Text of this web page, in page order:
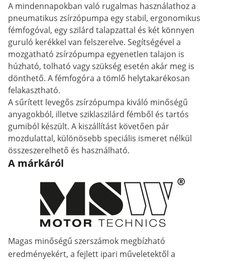
A mindennapokban való rugalmas használathoz a
pneumatikus zsírzópumpa egy stabil, ergonomikus
fémfogóval, egy szilárd talapzattal és két könnyen
guruló kerékkel van felszerelve. Segítségével a
mozgatható zsírzópumpa egyenetlen talajon is
húzható, tolható vagy szükség esetén akár meg is
dönthető. A fémfogóra a tömlő helytakarékosan
felakasztható.
A sűrített levegős zsírzópumpa kiváló minőségű
anyagokból, illetve sziklaszilárd fémből és tartós
gumiból készült. A kiszállítást követően pár
mozdulattal, különösebb speciális ismeret nélkül
összeszerelhető és használható.
A márkáról
Magas minőségű szerszámok megbízható
eredményekért, a fejlett ipari műveletektől a